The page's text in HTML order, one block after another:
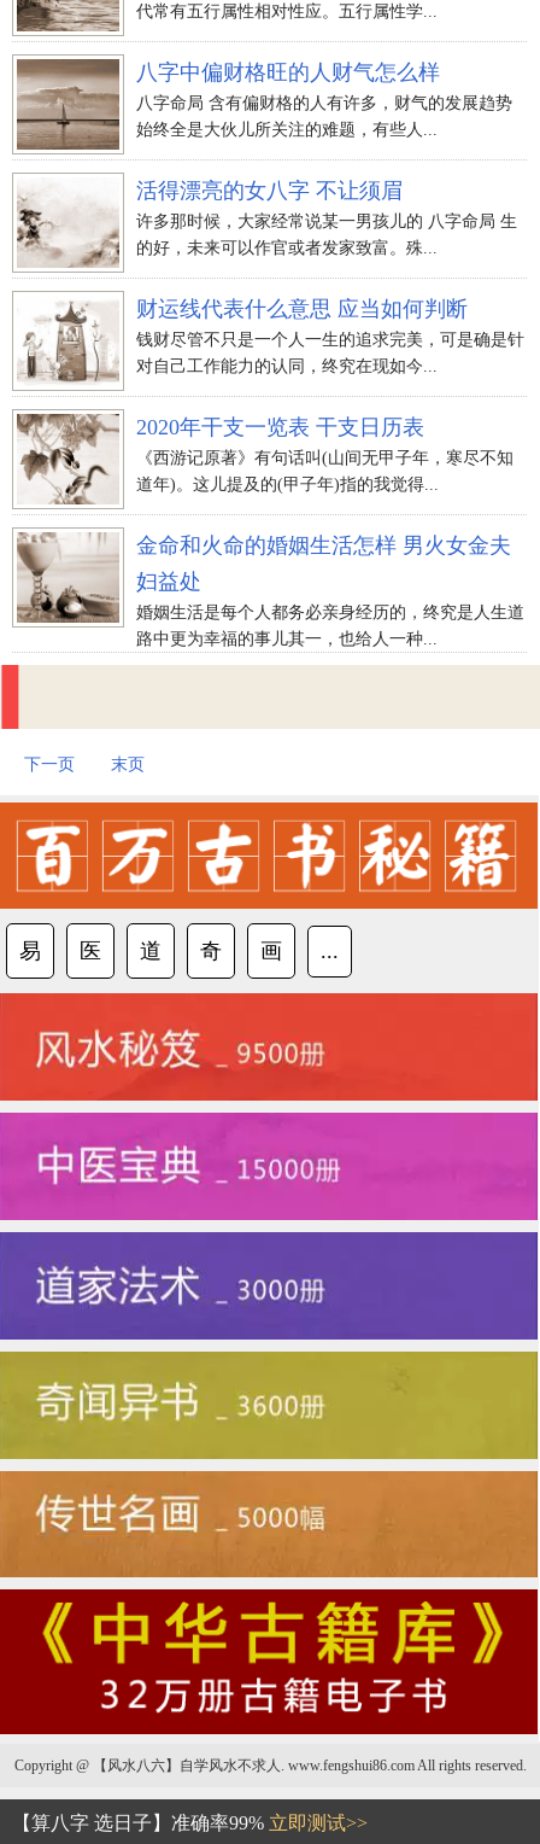
代常有五行属性相对性应。五行属性学...
八字中偏财格旺的人财气怎么样
八字命局 含有偏财格的人有许多，财气的发展趋势
始终全是大伙儿所关注的难题，有些人...
活得漂亮的女八字 不让须眉
许多那时候，大家经常说某一男孩儿的 八字命局 生
的好，未来可以作官或者发家致富。殊...
财运线代表什么意思 应当如何判断
钱财尽管不只是一个人一生的追求完美，可是确是针
对自己工作能力的认同，终究在现如今...
2020年干支一览表 干支日历表
《西游记原著》有句话叫(山间无甲子年，寒尽不知
道年)。这儿提及的(甲子年)指的我觉得...
金命和火命的婚姻生活怎样 男火女金夫
妇益处
婚姻生活是每个人都务必亲身经历的，终究是人生道
路中更为幸福的事儿其一，也给人一种...
下一页 末页
易 医 道 奇 画 ...
Copyright @ 【风水八六】自学风水不求人. www.fengshui86.com All rights reserved.
【算八字 选日子】准确率99% 立即测试>>